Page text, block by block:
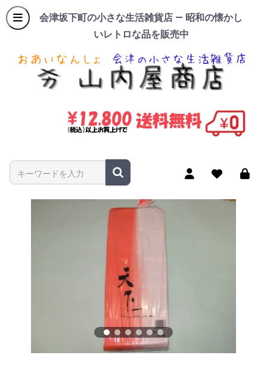
会津坂下町の小さな生活雑貨店 — 昭和の懐かし
いレトロな品を販売中
商品名やキーワードを入力